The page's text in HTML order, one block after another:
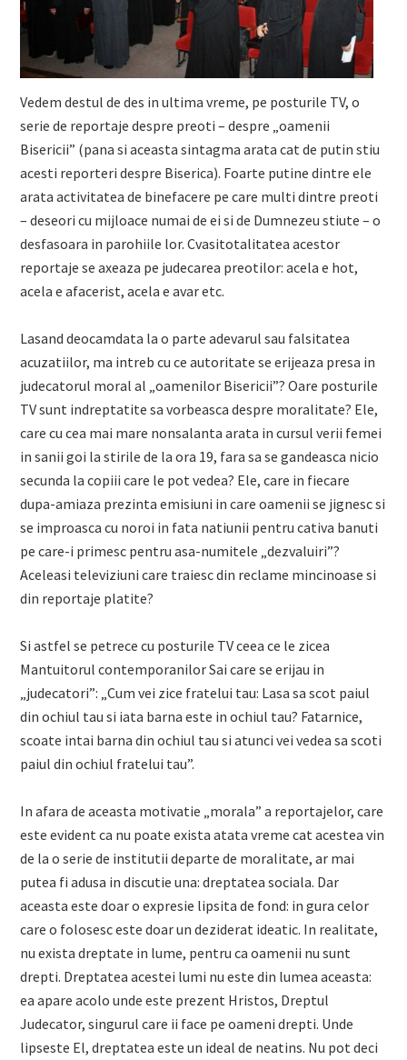
Vedem destul de des in ultima vreme, pe posturile TV, o
serie de reportaje despre preoti – despre „oamenii
Bisericii” (pana si aceasta sintagma arata cat de putin stiu
acesti reporteri despre Biserica). Foarte putine dintre ele
arata activitatea de binefacere pe care multi dintre preoti
– deseori cu mijloace numai de ei si de Dumnezeu stiute – o
desfasoara in parohiile lor. Cvasitotalitatea acestor
reportaje se axeaza pe judecarea preotilor: acela e hot,
acela e afacerist, acela e avar etc.
Lasand deocamdata la o parte adevarul sau falsitatea
acuzatiilor, ma intreb cu ce autoritate se erijeaza presa in
judecatorul moral al „oamenilor Bisericii”? Oare posturile
TV sunt indreptatite sa vorbeasca despre moralitate? Ele,
care cu cea mai mare nonsalanta arata in cursul verii femei
in sanii goi la stirile de la ora 19, fara sa se gandeasca nicio
secunda la copiii care le pot vedea? Ele, care in fiecare
dupa-amiaza prezinta emisiuni in care oamenii se jignesc si
se improasca cu noroi in fata natiunii pentru cativa banuti
pe care-i primesc pentru asa-numitele „dezvaluiri”?
Aceleasi televiziuni care traiesc din reclame mincinoase si
din reportaje platite?
Si astfel se petrece cu posturile TV ceea ce le zicea
Mantuitorul contemporanilor Sai care se erijau in
„judecatori”: „Cum vei zice fratelui tau: Lasa sa scot paiul
din ochiul tau si iata barna este in ochiul tau? Fatarnice,
scoate intai barna din ochiul tau si atunci vei vedea sa scoti
paiul din ochiul fratelui tau”.
In afara de aceasta motivatie „morala” a reportajelor, care
este evident ca nu poate exista atata vreme cat acestea vin
de la o serie de institutii departe de moralitate, ar mai
putea fi adusa in discutie una: dreptatea sociala. Dar
aceasta este doar o expresie lipsita de fond: in gura celor
care o folosesc este doar un deziderat ideatic. In realitate,
nu exista dreptate in lume, pentru ca oamenii nu sunt
drepti. Dreptatea acestei lumi nu este din lumea aceasta:
ea apare acolo unde este prezent Hristos, Dreptul
Judecator, singurul care ii face pe oameni drepti. Unde
lipseste El, dreptatea este un ideal de neatins. Nu pot deci